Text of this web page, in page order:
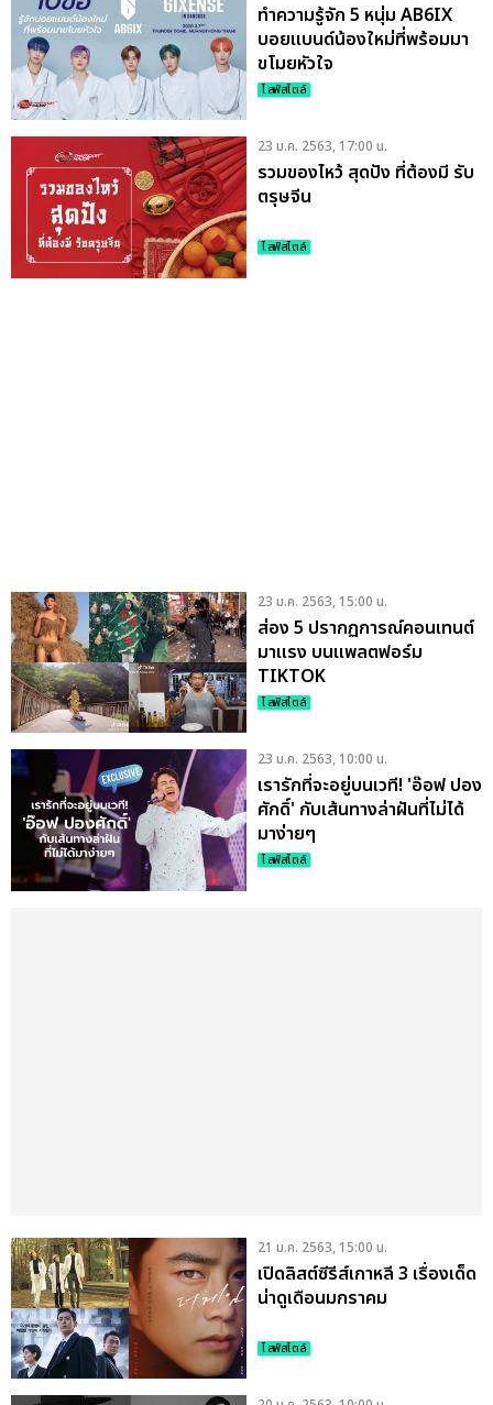
ทำความรู้จัก 5 หนุ่ม AB6IX
บอยแบนด์น้องใหม่ที่พร้อมมา
ขโมยหัวใจ
ไลฟ์สไตล์
23 ม.ค. 2563, 17:00 น.
รวมของไหว้ สุดปัง ที่ต้องมี รับ
ตรุษจีน
ไลฟ์สไตล์
23 ม.ค. 2563, 15:00 น.
ส่อง 5 ปรากฏการณ์คอนเทนต์
มาแรง บนแพลตฟอร์ม
TIKTOK
ไลฟ์สไตล์
23 ม.ค. 2563, 10:00 น.
เรารักที่จะอยู่บนเวที! 'อ๊อฟ ปอง
ศักดิ์' กับเส้นทางล่าฝันที่ไม่ได้
มาง่ายๆ
ไลฟ์สไตล์
21 ม.ค. 2563, 15:00 น.
เปิดลิสต์ซีรีส์เกาหลี 3 เรื่องเด็ด
น่าดูเดือนมกราคม
ไลฟ์สไตล์